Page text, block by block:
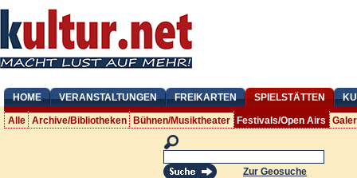
HOME VERANSTALTUNGEN FREIKARTEN SPIELSTÄTTEN
Alle Archive/Bibliotheken Bühnen/Musiktheater Festivals/Open Airs
Zur Geosuche